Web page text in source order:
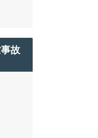
故